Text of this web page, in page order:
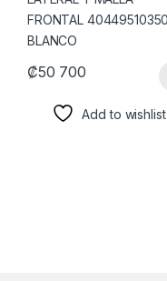
₡50 700
Add to wishlist